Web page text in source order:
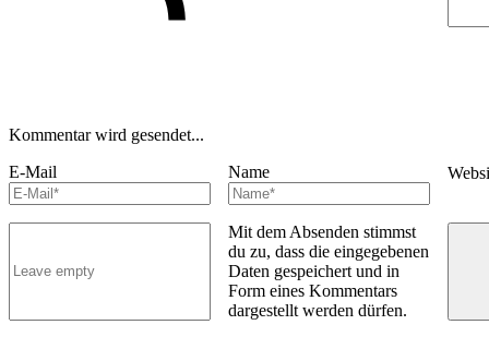
Kommentar wird gesendet...
E-Mail Name
Mit dem Absenden stimmst
du zu, dass die eingegebenen
Daten gespeichert und in
Form eines Kommentars
dargestellt werden dürfen.